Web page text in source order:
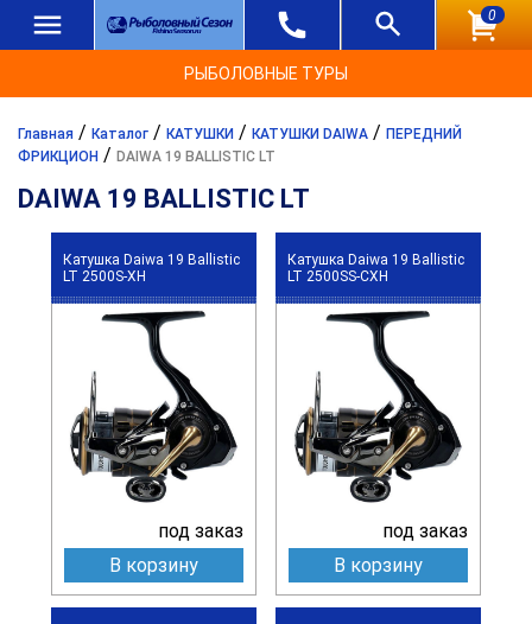
0
РЫБОЛОВНЫЕ ТУРЫ
Главная / Каталог / КАТУШКИ / КАТУШКИ DAIWA / ПЕРЕДНИЙ
ФРИКЦИОН / DAIWA 19 BALLISTIC LT
DAIWA 19 BALLISTIC LT
Катушка Daiwa 19 Ballistic
LT 2500S-XH
под заказ
В корзину
Катушка Daiwa 19 Ballistic
LT 2500SS-CXH
под заказ
В корзину